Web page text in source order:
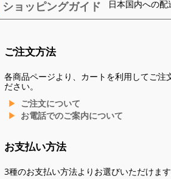
ショッピングガイド 日本国内への
ご注文方法
各商品ページより、カートを利用してご注
ださい。
ご注文について
お電話でのご案内について
お支払い方法
3種のお支払い方法よりお選びいただけます